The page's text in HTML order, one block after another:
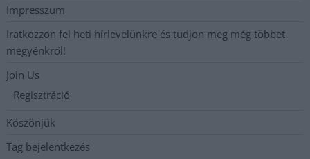
Impresszum
Iratkozzon fel heti hírlevelünkre és tudjon meg még többet
megyénkről!
Join Us
Regisztráció
Köszönjük
Tag bejelentkezés